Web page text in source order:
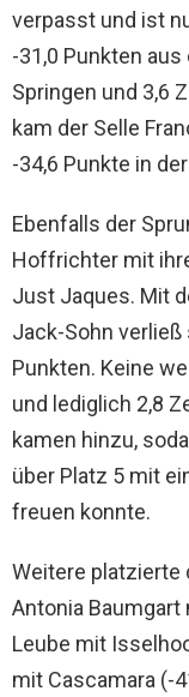
verpasst und ist
-31,0 Punkten
Springen und 3,6
kam der Selle
-34,6 Punkte in
Ebenfalls der
Hoffrichter mit
Just Jaques. Mit
Jack-Sohn
Punkten. Keine
und lediglich 2,8
kamen hinzu,
über Platz 5 mit
freuen konnte.
Weitere platzierte
Antonia Baumgart
Leube mit
mit Cascamara (-